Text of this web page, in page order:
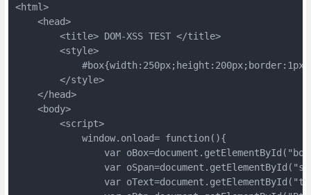
<html>
    <head>
        <title> DOM-XSS TEST </title>
        <style>
#box{width:250px;height:200px;border:1px
        </style>
    </head>
    <body>
        <script>
            window.onload= function(){
var
var
var